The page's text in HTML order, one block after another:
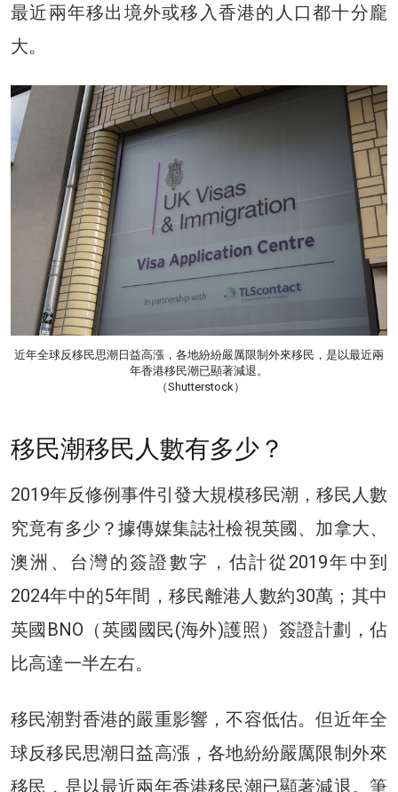
最近兩年移出境外或移入香港的人口都十分龐
大。
近年全球反移民思潮日益高漲，各地紛紛嚴厲限制外來移民，是以最近兩
年香港移民潮已顯著減退。
（Shutterstock）
移民潮移民人數有多少？
2019年反修例事件引發大規模移民潮，移民人數
究竟有多少？據傳媒集誌社檢視英國、加拿大、
澳洲、台灣的簽證數字，估計從2019年中到
2024年中的5年間，移民離港人數約30萬；其中
英國BNO（英國國民(海外)護照）簽證計劃，佔
比高達一半左右。
移民潮對香港的嚴重影響，不容低估。但近年全
球反移民思潮日益高漲，各地紛紛嚴厲限制外來
移民，是以最近兩年香港移民潮已顯著減退。筆